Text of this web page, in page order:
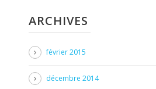
ARCHIVES
février 2015
décembre 2014